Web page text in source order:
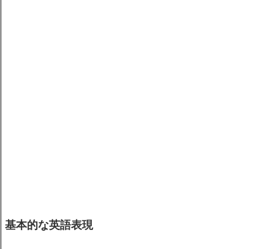
基本的な英語表現